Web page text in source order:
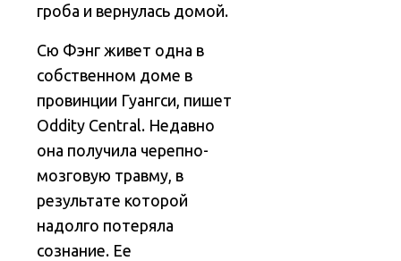
гроба и вернулась домой.
Сю Фэнг живет одна в
собственном доме в
провинции Гуангси, пишет
Oddity Central. Недавно
она получила черепно-
мозговую травму, в
результате которой
надолго потеряла
сознание. Ее